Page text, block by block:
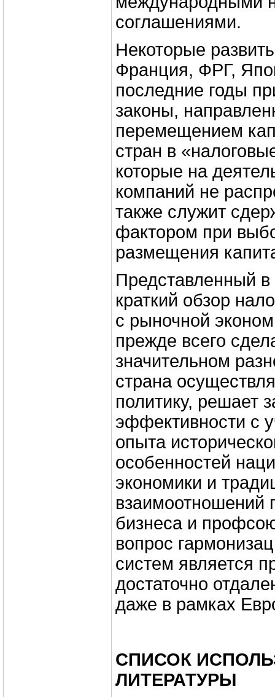
соглашениями.
Некоторые
Франция, ФРГ,
последние годы
законы,
перемещением
стран в
которые на
компаний не
также служит
фактором при
размещения
Представленный в
краткий обзор
с рыночной
прежде всего
значительном
страна
политику, решает
эффективности с
опыта
особенностей
экономики и
взаимоотношений
бизнеса и
вопрос
систем является
достаточно
даже в рамках
СПИСОК
ЛИТЕРАТУРЫ